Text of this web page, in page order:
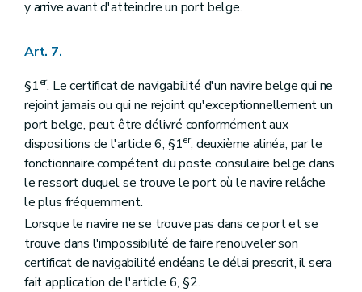
y arrive avant d'atteindre un port belge.
Art. 7.
§1er. Le certificat de navigabilité d'un navire belge qui ne
rejoint jamais ou qui ne rejoint qu'exceptionnellement un
port belge, peut être délivré conformément aux
dispositions de l'article 6, §1er, deuxième alinéa, par le
fonctionnaire compétent du poste consulaire belge dans
le ressort duquel se trouve le port où le navire relâche
le plus fréquemment.
Lorsque le navire ne se trouve pas dans ce port et se
trouve dans l'impossibilité de faire renouveler son
certificat de navigabilité endéans le délai prescrit, il sera
fait application de l'article 6, §2.